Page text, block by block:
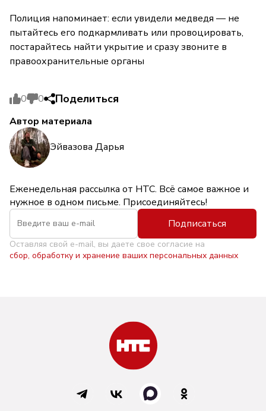
Полиция напоминает: если увидели медведя — не
пытайтесь его подкармливать или провоцировать,
постарайтесь найти укрытие и сразу звоните в
правоохранительные органы
0 0 Поделиться
Автор материала
Эйвазова Дарья
Еженедельная рассылка от НТС. Всё самое важное и
нужное в одном письме. Присоединяйтесь!
Подписаться
Оставляя свой e-mail, вы даете свое согласие на
сбор, обработку и хранение ваших персональных данных